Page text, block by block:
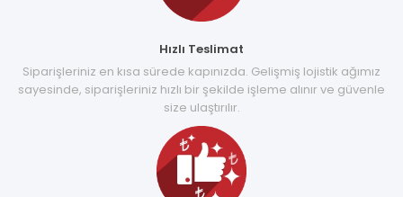
Hızlı Teslimat
Siparişleriniz en kısa sürede kapınızda. Gelişmiş lojistik ağımız
sayesinde, siparişleriniz hızlı bir şekilde işleme alınır ve güvenle
size ulaştırılır.